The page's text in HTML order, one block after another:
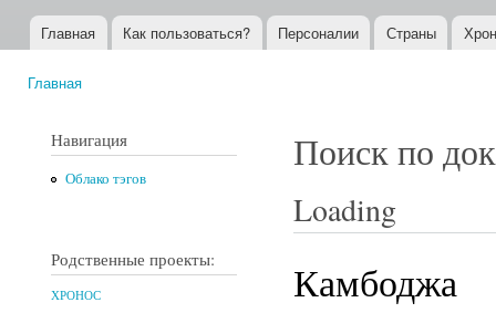
Главное меню
Главная Как пользоваться? Персоналии Страны
Главная
Навигация
Облако тэгов
Родственные проекты:
ХРОНОС
Поиск по
Loading
Камбоджа